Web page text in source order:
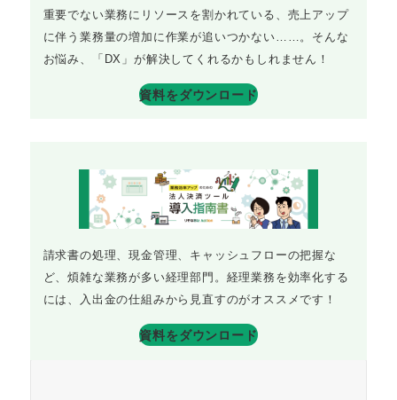
重要でない業務にリソースを割かれている、売上アップ
に伴う業務量の増加に作業が追いつかない……。そんな
お悩み、「DX」が解決してくれるかもしれません！
資料をダウンロード
請求書の処理、現金管理、キャッシュフローの把握な
ど、煩雑な業務が多い経理部門。経理業務を効率化する
には、入出金の仕組みから見直すのがオススメです！
資料をダウンロード